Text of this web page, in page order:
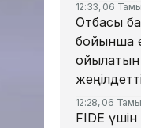
12:33, 06
Отбасы
бойынша
12:28, 06
​FIDE